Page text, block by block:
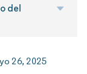
del
26, 2025